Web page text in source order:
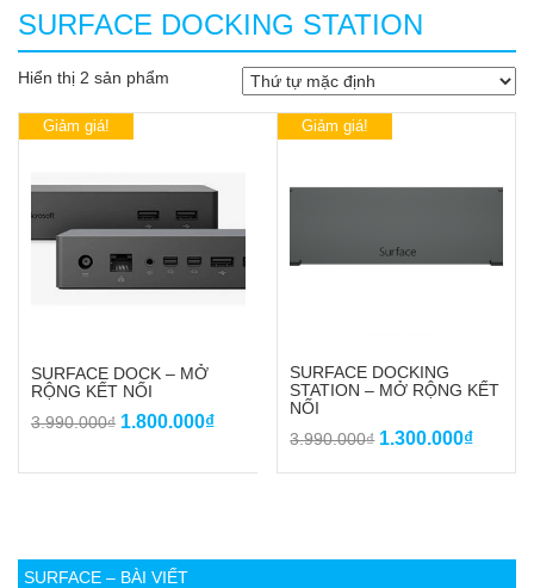
SURFACE DOCKING STATION
Hiển thị 2 sản phẩm
Giảm giá!
SURFACE DOCK – MỞ
RỘNG KẾT NỐI
3.990.000₫ Giá
là:
1.800.000₫Giá
tại
Giảm giá!
SURFACE DOCKING
STATION – MỞ RỘNG KẾT
NỐI
3.990.000₫ Giá
1.300.000₫Giá
SURFACE – BÀI VIẾT